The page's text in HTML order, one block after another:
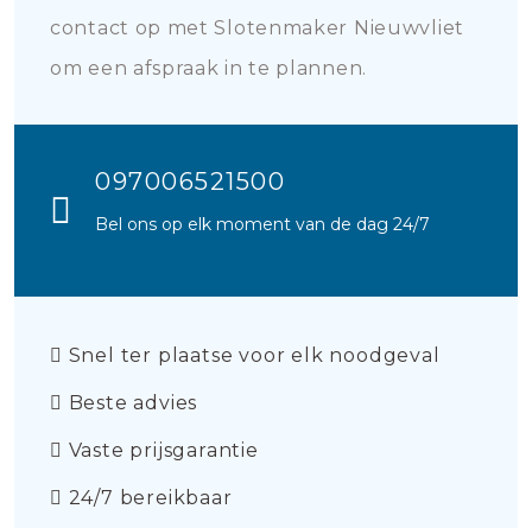
contact op met Slotenmaker Nieuwvliet
om een afspraak in te plannen.
097006521500
Bel ons op elk moment van de dag 24/7
Snel ter plaatse voor elk noodgeval
Beste advies
Vaste prijsgarantie
24/7 bereikbaar